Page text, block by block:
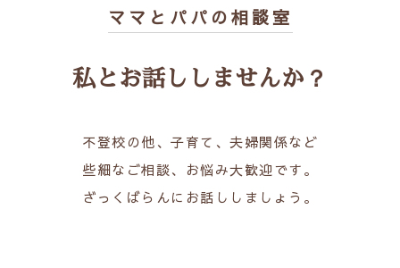
ママとパパの相談室
私とお話ししませんか？
不登校の他、子育て、夫婦関係など
些細なご相談、お悩み大歓迎です。
ざっくばらんにお話ししましょう。